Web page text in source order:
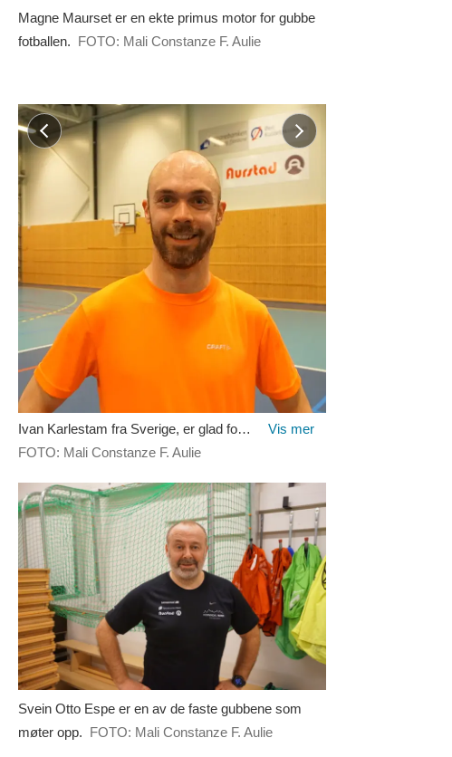
Magne Maurset er en ekte primus motor for gubbe
fotballen. FOTO: Mali Constanze F. Aulie
Ivan Karlestam fra Sverige, er glad for den fysiske møteplassen.
FOTO: Mali Constanze F. Aulie
Svein Otto Espe er en av de faste gubbene som
møter opp. FOTO: Mali Constanze F. Aulie